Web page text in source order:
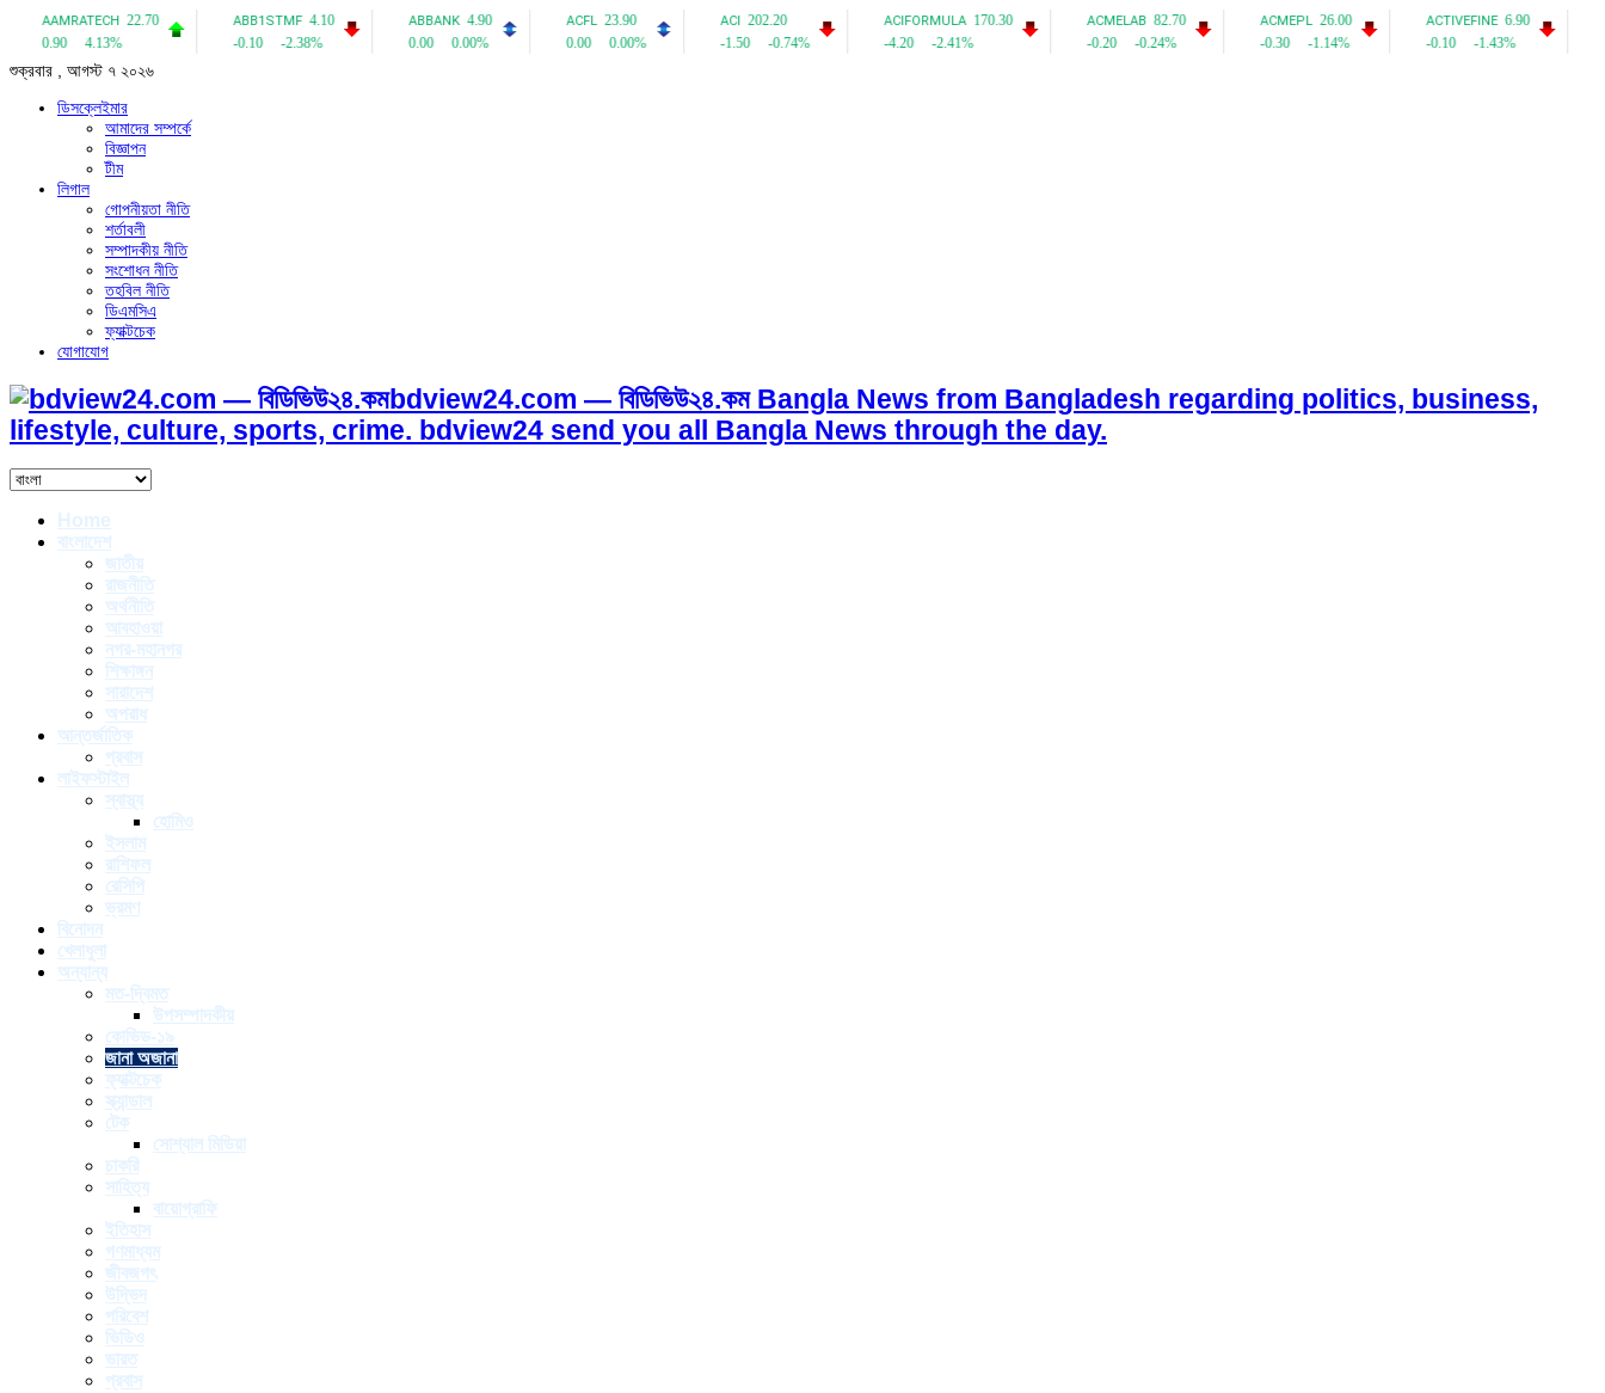
শুক্রবার , আগস্ট ৭ ২০২৬
ডিসক্লেইমার
আমাদের সম্পর্কে
বিজ্ঞাপন
টীম
লিগাল
গোপনীয়তা নীতি
শর্তাবলী
সম্পাদকীয় নীতি
সংশোধন নীতি
তহবিল নীতি
ডিএমসিএ
ফ্যাক্টচেক
যোগাযোগ
bdview24.com — বিডিভিউ২৪.কম Bangla News from Bangladesh regarding politics, business,
lifestyle, culture, sports, crime. bdview24 send you all Bangla News through the day.
Home
বাংলাদেশ
জাতীয়
রাজনীতি
অর্থনীতি
আবহাওয়া
নগর-মহানগর
শিক্ষাঙ্গন
সারাদেশ
অপরাধ
আন্তর্জাতিক
প্রবাস
লাইফস্টাইল
স্বাস্থ্য
হোমিও
ইসলাম
রাশিফল
রেসিপি
ভ্রমণ
বিনোদন
খেলাধুলা
অন্যান্য
মত-দ্বিমত
উপসম্পাদকীয়
কোভিড-১৯
জানা অজানা
ফ্যাক্টচেক
স্ক্যান্ডাল
টেক
সোশ্যাল মিডিয়া
চাকরি
সাহিত্য
বায়োগ্রাফি
ইতিহাস
গণমাধ্যম
জীবজগৎ
উদ্ভিদ
পরিবেশ
ভিডিও
ভারত
প্রবাস